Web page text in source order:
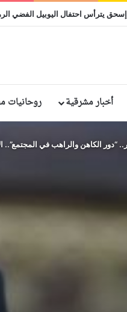
أخبار مشرقية روحانيات
“دور الكاهن والراهب في المجتمع”..